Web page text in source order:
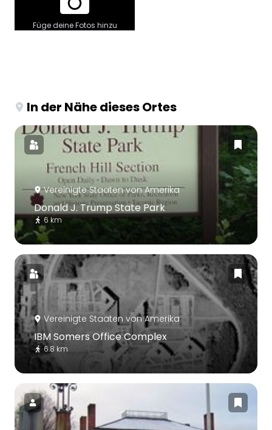
Füge deine Fotos hinzu
In der Nähe dieses Ortes
Vereinigte Staaten von Amerika
Donald J. Trump State Park
6 km
Vereinigte Staaten von Amerika
IBM Somers Office Complex
6.8 km